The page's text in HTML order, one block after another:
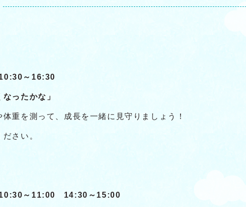
～16:30
ったかな」
重を測って、成長を一緒に見守りましょう！
さい。
10:30～11:00 14:30～15:00